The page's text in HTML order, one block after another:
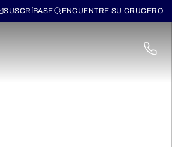
SUSCRÍBASE ENCUENTRE SU CRUCERO